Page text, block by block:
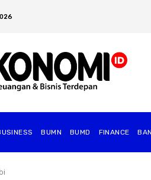
BUMN BUMD FINANCE